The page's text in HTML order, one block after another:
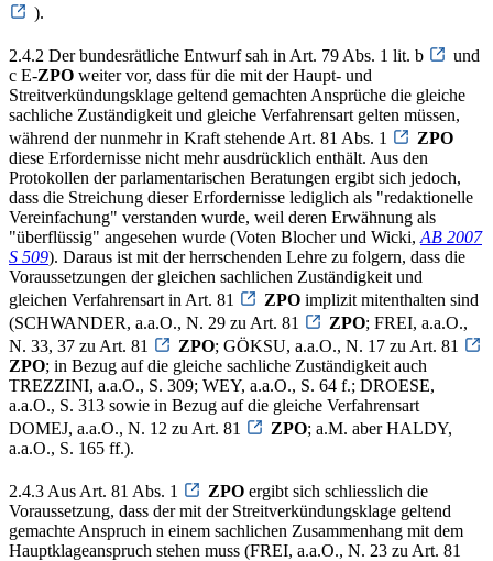
).
2.4.2 Der bundesrätliche Entwurf sah in Art. 79 Abs. 1 lit. b
und
c E-ZPO weiter vor, dass für die mit der Haupt- und
Streitverkündungsklage geltend gemachten Ansprüche die gleiche
sachliche Zuständigkeit und gleiche Verfahrensart gelten müssen,
während der nunmehr in Kraft stehende Art. 81 Abs. 1
ZPO
diese Erfordernisse nicht mehr ausdrücklich enthält. Aus den
Protokollen der parlamentarischen Beratungen ergibt sich jedoch,
dass die Streichung dieser Erfordernisse lediglich als "redaktionelle
Vereinfachung" verstanden wurde, weil deren Erwähnung als
"überflüssig" angesehen wurde (Voten Blocher und Wicki, AB 2007
S 509). Daraus ist mit der herrschenden Lehre zu folgern, dass die
Voraussetzungen der gleichen sachlichen Zuständigkeit und
gleichen Verfahrensart in Art. 81
ZPO implizit mitenthalten sind
(SCHWANDER, a.a.O., N. 29 zu Art. 81
ZPO; FREI, a.a.O.,
N. 33, 37 zu Art. 81
ZPO; GÖKSU, a.a.O., N. 17 zu Art. 81
ZPO; in Bezug auf die gleiche sachliche Zuständigkeit auch
TREZZINI, a.a.O., S. 309; WEY, a.a.O., S. 64 f.; DROESE,
a.a.O., S. 313 sowie in Bezug auf die gleiche Verfahrensart
DOMEJ, a.a.O., N. 12 zu Art. 81
ZPO; a.M. aber HALDY,
a.a.O., S. 165 ff.).
2.4.3 Aus Art. 81 Abs. 1 ZPO ergibt sich schliesslich die
Voraussetzung, dass der mit der Streitverkündungsklage geltend
gemachte Anspruch in einem sachlichen Zusammenhang mit dem
Hauptklageanspruch stehen muss (FREI, a.a.O., N. 23 zu Art. 81